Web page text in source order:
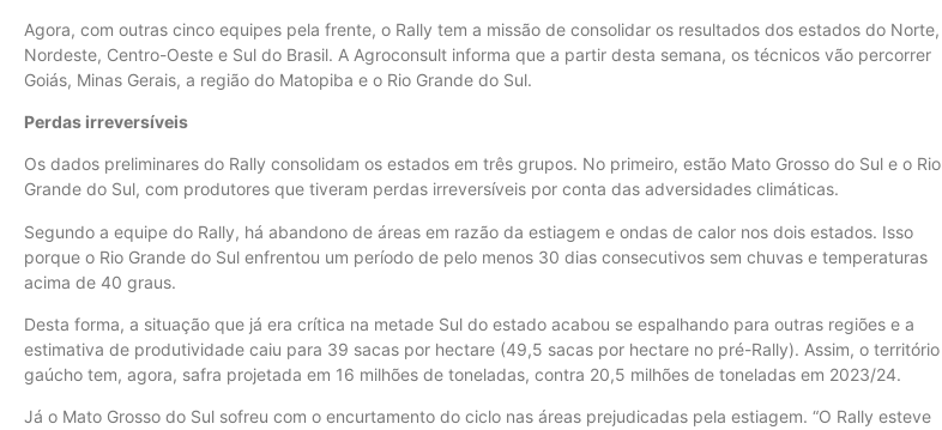
Agora, com outras cinco equipes pela frente, o Rally tem a missão de consolidar os resultados dos estados do Norte,
Nordeste, Centro-Oeste e Sul do Brasil. A Agroconsult informa que a partir desta semana, os técnicos vão percorrer
Goiás, Minas Gerais, a região do Matopiba e o Rio Grande do Sul.
Perdas irreversíveis
Os dados preliminares do Rally consolidam os estados em três grupos. No primeiro, estão Mato Grosso do Sul e o Rio
Grande do Sul, com produtores que tiveram perdas irreversíveis por conta das adversidades climáticas.
Segundo a equipe do Rally, há abandono de áreas em razão da estiagem e ondas de calor nos dois estados. Isso
porque o Rio Grande do Sul enfrentou um período de pelo menos 30 dias consecutivos sem chuvas e temperaturas
acima de 40 graus.
Desta forma, a situação que já era crítica na metade Sul do estado acabou se espalhando para outras regiões e a
estimativa de produtividade caiu para 39 sacas por hectare (49,5 sacas por hectare no pré-Rally). Assim, o território
gaúcho tem, agora, safra projetada em 16 milhões de toneladas, contra 20,5 milhões de toneladas em 2023/24.
Já o Mato Grosso do Sul sofreu com o encurtamento do ciclo nas áreas prejudicadas pela estiagem. “O Rally esteve